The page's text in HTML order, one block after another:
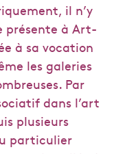
il n’y
présente à Art-
à sa vocation
les galeries
Par
dans l’art
plusieurs
particulier